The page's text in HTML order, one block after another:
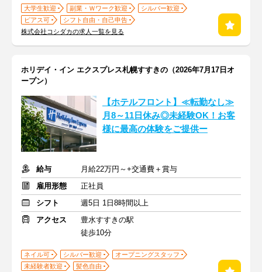
大学生歓迎 副業・Ｗワーク歓迎
シルバー歓迎
ピアス可
シフト自由・自己申告
株式会社コシダカの求人一覧を見る
ホリデイ・イン エクスプレス札幌すすきの（2026年7月17日オ
ープン）
【ホテルフロント】≪転勤なし≫
月8～11日休み◎未経験OK！お客
様に最高の体験をご提供ー
給与
月給22万円～+交通費＋賞与
雇用形態
正社員
シフト
週5日 1日8時間以上
アクセス
豊水すすきの駅
徒歩10分
ネイル可 シルバー歓迎
オープニングスタッフ
未経験者歓迎
髪色自由